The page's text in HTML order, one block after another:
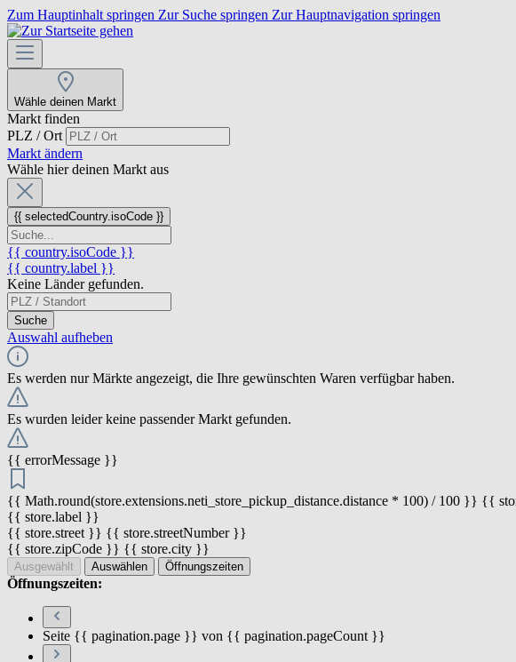
Zum Hauptinhalt springen Zur Suche springen Zur Hauptnavigation springen
Wähle deinen Markt
Markt finden
PLZ / Ort
Markt ändern
Wähle hier deinen Markt aus
{{ selectedCountry.isoCode }}
{{ country.isoCode }}
{{ country.label }}
Keine Länder gefunden.
Suche
Auswahl aufheben
Es werden nur Märkte angezeigt, die Ihre gewünschten Waren verfügbar haben.
Es wurden leider keine passender Markt gefunden.
{{ errorMessage }}
{{ Math.round(store.extensions.neti_store_pickup_distance.distance * 100) / 100 }} {{
{{ store.label }}
{{ store.street }} {{ store.streetNumber }}
{{ store.zipCode }} {{ store.city }}
Ausgewählt Auswählen Öffnungszeiten
Öffnungszeiten:
Seite {{ pagination.page }} von {{ pagination.pageCount }}